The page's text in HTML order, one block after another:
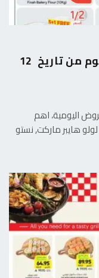
عروض هايبر بنده الاسبوعية اليوم من تاريخ 12
اليومية، اهم
هايبر ماركت, نستو